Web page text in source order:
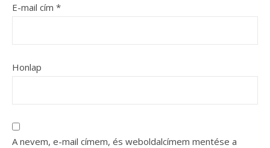
E-mail cím *
Honlap
A nevem, e-mail címem, és weboldalcímem mentése a